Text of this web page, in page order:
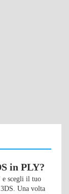
in PLY?
e scegli il tuo
Una volta